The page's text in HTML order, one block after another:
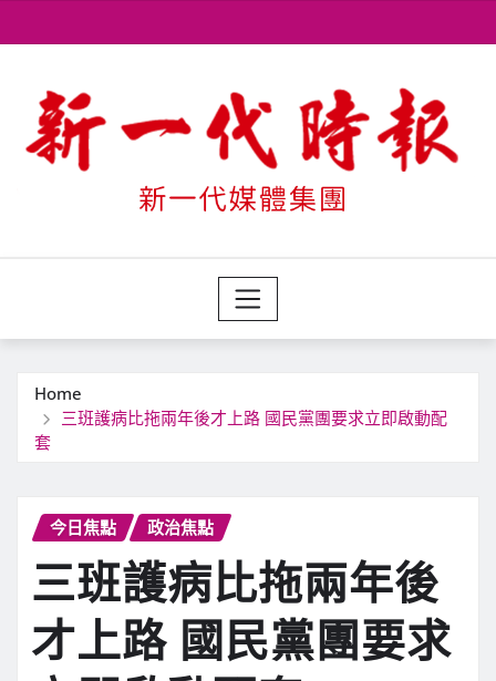
to
Home
三班護病比拖兩年後才上路 國民黨團要求立即啟動配
套
今日焦點 政治焦點
三班護病比拖兩年後
才上路 國民黨團要求